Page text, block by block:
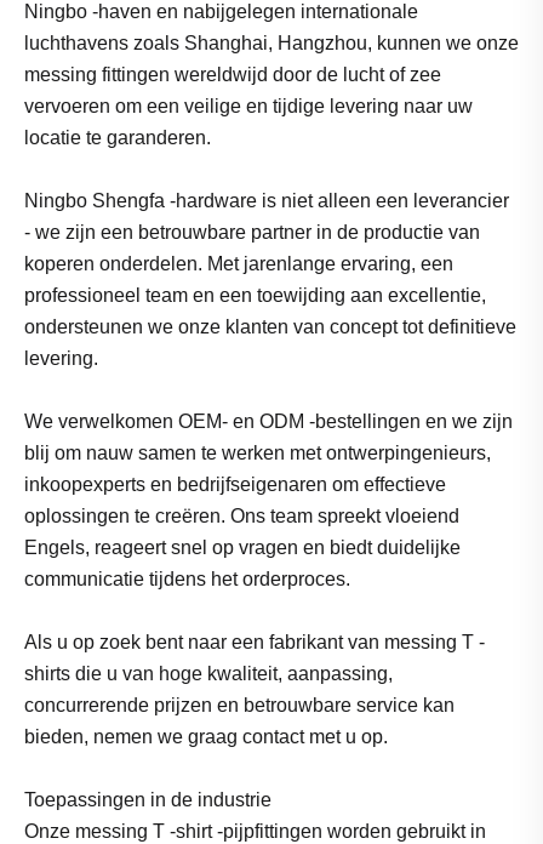
Ningbo -haven en nabijgelegen internationale
luchthavens zoals Shanghai, Hangzhou, kunnen we onze
messing fittingen wereldwijd door de lucht of zee
vervoeren om een ​​veilige en tijdige levering naar uw
locatie te garanderen.
Ningbo Shengfa -hardware is niet alleen een leverancier
- we zijn een betrouwbare partner in de productie van
koperen onderdelen. Met jarenlange ervaring, een
professioneel team en een toewijding aan excellentie,
ondersteunen we onze klanten van concept tot definitieve
levering.
We verwelkomen OEM- en ODM -bestellingen en we zijn
blij om nauw samen te werken met ontwerpingenieurs,
inkoopexperts en bedrijfseigenaren om effectieve
oplossingen te creëren. Ons team spreekt vloeiend
Engels, reageert snel op vragen en biedt duidelijke
communicatie tijdens het orderproces.
Als u op zoek bent naar een fabrikant van messing T -
shirts die u van hoge kwaliteit, aanpassing,
concurrerende prijzen en betrouwbare service kan
bieden, nemen we graag contact met u op.
Toepassingen in de industrie
Onze messing T -shirt -pijpfittingen worden gebruikt in